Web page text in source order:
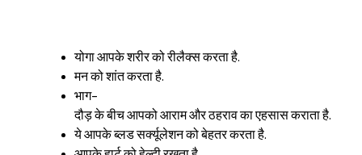
योगा आपके शरीर को रीलैक्स करता है.
मन को शांत करता है.
भाग-
दौड़ के बीच आपको आराम और ठहराव का एहसास कराता है.
ये आपके ब्लड सर्क्यूलेशन को बेहतर करता है.